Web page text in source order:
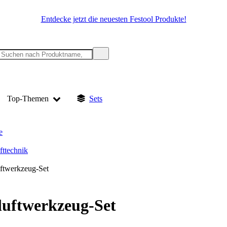
Entdecke jetzt die neuesten Festool Produkte!
Top-Themen Sets
Set
Set